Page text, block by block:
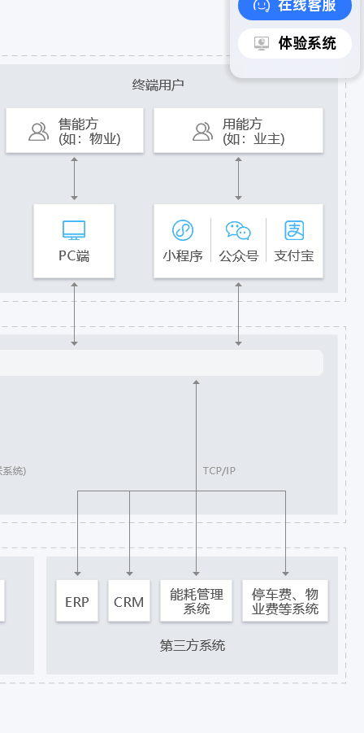
在线客服
体验系统